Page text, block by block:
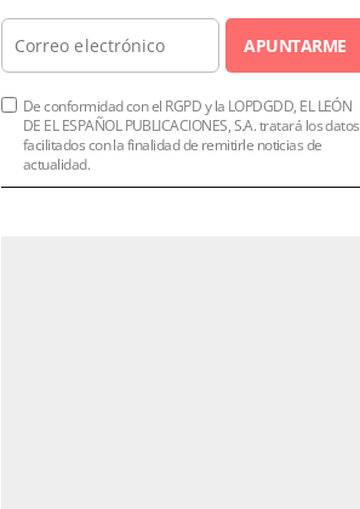
APUNTARME
De conformidad con el RGPD y la LOPDGDD, EL LEÓN
DE EL ESPAÑOL PUBLICACIONES, S.A. tratará los datos
facilitados con la finalidad de remitirle noticias de
actualidad.